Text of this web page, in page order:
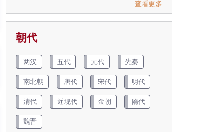
查看更多
朝代
两汉 五代 元代 先秦
南北朝 唐代 宋代 明代
清代 近现代 金朝 隋代
魏晋